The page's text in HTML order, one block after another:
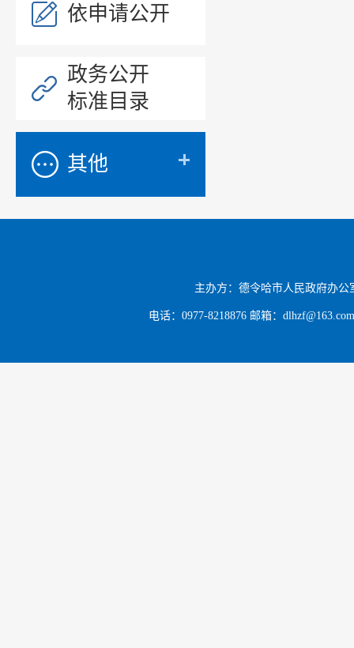
依申请公开
政务公开
标准目录
其他
主办方：德令哈市人民政府办
电话：0977-8218876 邮箱：